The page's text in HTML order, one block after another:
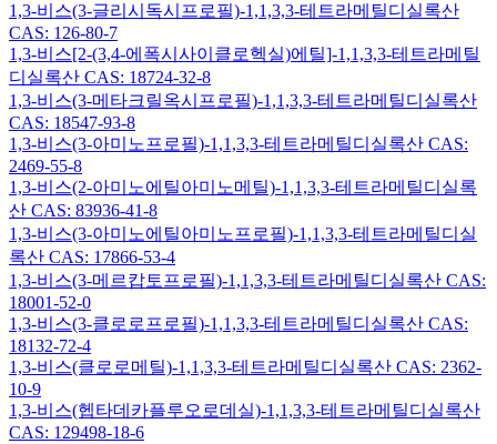
1,3-비스(3-글리시독시프로필)-1,1,3,3-테트라메틸디실록산
CAS: 126-80-7
1,3-비스[2-(3,4-에폭시사이클로헥실)에틸]-1,1,3,3-테트라메틸
디실록산 CAS: 18724-32-8
1,3-비스(3-메타크릴옥시프로필)-1,1,3,3-테트라메틸디실록산
CAS: 18547-93-8
1,3-비스(3-아미노프로필)-1,1,3,3-테트라메틸디실록산 CAS:
2469-55-8
1,3-비스(2-아미노에틸아미노메틸)-1,1,3,3-테트라메틸디실록
산 CAS: 83936-41-8
1,3-비스(3-아미노에틸아미노프로필)-1,1,3,3-테트라메틸디실
록산 CAS: 17866-53-4
1,3-비스(3-메르캅토프로필)-1,1,3,3-테트라메틸디실록산 CAS:
18001-52-0
1,3-비스(3-클로로프로필)-1,1,3,3-테트라메틸디실록산 CAS:
18132-72-4
1,3-비스(클로로메틸)-1,1,3,3-테트라메틸디실록산 CAS: 2362-
10-9
1,3-비스(헵타데카플루오로데실)-1,1,3,3-테트라메틸디실록산
CAS: 129498-18-6